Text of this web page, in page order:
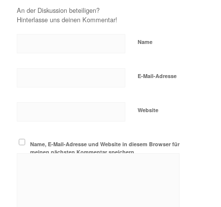
An der Diskussion beteiligen?
Hinterlasse uns deinen Kommentar!
Name
E-Mail-Adresse
Website
Name, E-Mail-Adresse und Website in diesem Browser für
meinen nächsten Kommentar speichern.